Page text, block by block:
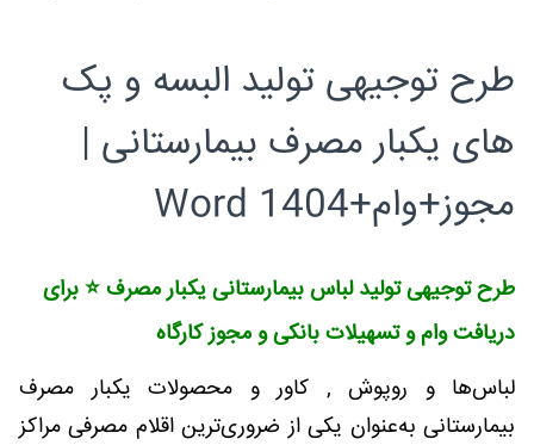
طرح توجیهی تولید البسه و پک
های یکبار مصرف بیمارستانی |
مجوز+وام+Word 1404
طرح توجیهی تولید لباس بیمارستانی یکبار مصرف ⭐️ برای
دریافت وام و تسهیلات بانکی و مجوز کارگاه
لباس‌ها و روپوش , کاور و محصولات یکبار مصرف
بیمارستانی به‌عنوان یکی از ضروری‌ترین اقلام مصرفی مراکز